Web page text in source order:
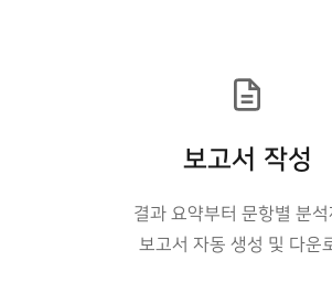
보고서 작성
결과 요약부터 문항별 분석
보고서 자동 생성 및 다운